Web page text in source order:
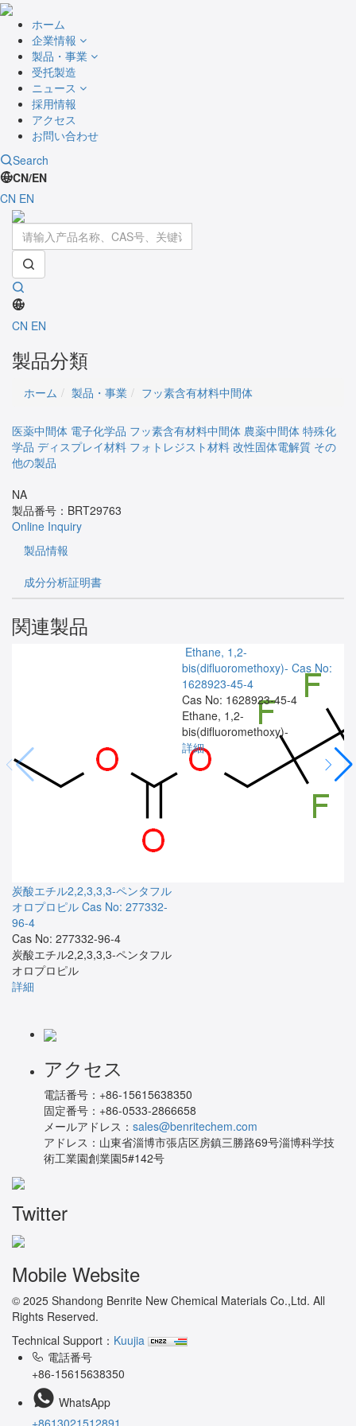
ホーム
企業情報
製品・事業
受托製造
ニュース
採用情報
アクセス
お問い合わせ
Search
CN/EN
CN EN
CN EN
製品分類
ホーム 製品・事業 フッ素含有材料中間体
医薬中間体 電子化学品 フッ素含有材料中間体 農薬中間体 特殊化
学品 ディスプレイ材料 フォトレジスト材料 改性固体電解質 その
他の製品
NA
製品番号： BRT29763
Online Inquiry
製品情報
成分分析証明書
関連製品
炭酸エチル2,2,3,3,3-ペンタフル
オロプロピル Cas No: 277332-
96-4
Cas No: 277332-96-4
炭酸エチル2,2,3,3,3-ペンタフル
オロプロピル
詳細
Ethane, 1,2-
bis(difluoromethoxy)- Cas No:
1628923-45-4
Cas No: 1628923-45-4
Ethane, 1,2-
bis(difluoromethoxy)-
詳細
アクセス
電話番号： +86-15615638350
固定番号： +86-0533-2866658
メールアドレス： sales@benritechem.com
アドレス： 山東省淄博市張店区房鎮三勝路69号淄博科学技
術工業園創業園5#142号
Twitter
Mobile Website
© 2025 Shandong Benrite New Chemical Materials Co.,Ltd. All
Rights Reserved.
Technical Support： Kuujia
電話番号
+86-15615638350
WhatsApp
+8613021512891